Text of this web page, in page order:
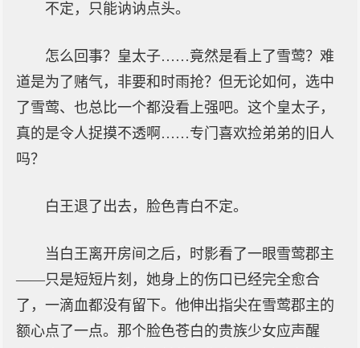
不定，只能讷讷点头。
怎么回事？皇太子……竟然是看上了雪莺？难
道是为了赌气，非要和时雨抢？但无论如何，选中
了雪莺、也总比一个都没看上强吧。这个皇太子，
真的是令人捉摸不透啊……专门喜欢捡弟弟的旧人
吗？
白王退了出去，脸色青白不定。
当白王离开房间之后，时影看了一眼雪莺郡主
——只是短短片刻，她身上的伤口已经完全愈合
了，一滴血都没有留下。他伸出指尖在雪莺郡主的
额心点了一点。那个脸色苍白的贵族少女应声醒